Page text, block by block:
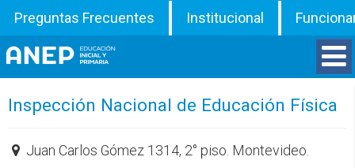
Preguntas Frecuentes Institucional
Divisiones
Departamentos
Inspección Nacional de Educación Física
Juan Carlos Gómez 1314, 2° piso. Montevideo.